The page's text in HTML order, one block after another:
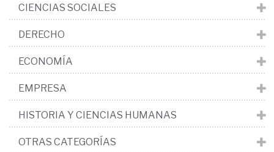
CIENCIAS SOCIALES
DERECHO
ECONOMÍA
EMPRESA
HISTORIA Y CIENCIAS HUMANAS
OTRAS CATEGORÍAS